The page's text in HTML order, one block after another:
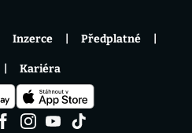
Inzerce Předplatné
Kariéra